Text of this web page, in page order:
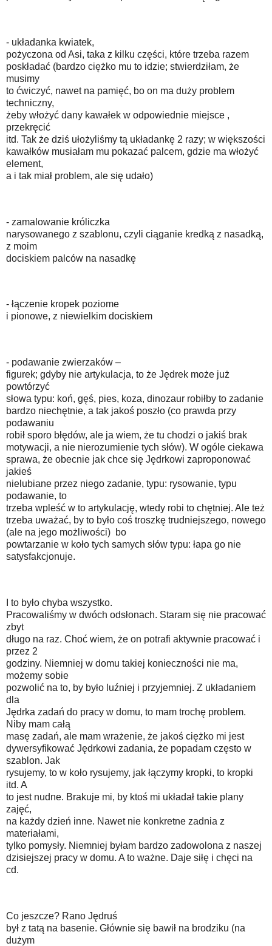
- układanka kwiatek,
pożyczona od Asi, taka z kilku części, które trzeba razem
poskładać (bardzo ciężko mu to idzie; stwierdziłam, że
musimy
to ćwiczyć, nawet na pamięć, bo on ma duży problem
techniczny,
żeby włożyć dany kawałek w odpowiednie miejsce ,
przekręcić
itd. Tak że dziś ułożyliśmy tą układankę 2 razy; w większości
kawałków musiałam mu pokazać palcem, gdzie ma włożyć
element,
a i tak miał problem, ale się udało)
- zamalowanie króliczka
narysowanego z szablonu, czyli ciąganie kredką z nasadką,
z moim
dociskiem palców na nasadkę
- łączenie kropek poziome
i pionowe, z niewielkim dociskiem
- podawanie zwierzaków –
figurek; gdyby nie artykulacja, to że Jędrek może już
powtórzyć
słowa typu: koń, gęś, pies, koza, dinozaur robiłby to zadanie
bardzo niechętnie, a tak jakoś poszło (co prawda przy
podawaniu
robił sporo błędów, ale ja wiem, że tu chodzi o jakiś brak
motywacji, a nie nierozumienie tych słów). W ogóle ciekawa
sprawa, że obecnie jak chce się Jędrkowi zaproponować
jakieś
nielubiane przez niego zadanie, typu: rysowanie, typu
podawanie, to
trzeba wpleść w to artykulację, wtedy robi to chętniej. Ale też
trzeba uważać, by to było coś troszkę trudniejszego, nowego
(ale na jego możliwości) bo
powtarzanie w koło tych samych słów typu: łapa go nie
satysfakcjonuje.
I to było chyba wszystko.
Pracowaliśmy w dwóch odsłonach. Staram się nie pracować
zbyt
długo na raz. Choć wiem, że on potrafi aktywnie pracować i
przez 2
godziny. Niemniej w domu takiej konieczności nie ma,
możemy sobie
pozwolić na to, by było luźniej i przyjemniej. Z układaniem
dla
Jędrka zadań do pracy w domu, to mam trochę problem.
Niby mam całą
masę zadań, ale mam wrażenie, że jakoś ciężko mi jest
dywersyfikować Jędrkowi zadania, że popadam często w
szablon. Jak
rysujemy, to w koło rysujemy, jak łączymy kropki, to kropki
itd. A
to jest nudne. Brakuje mi, by ktoś mi układał takie plany
zajęć,
na każdy dzień inne. Nawet nie konkretne zadnia z
materiałami,
tylko pomysły. Niemniej byłam bardzo zadowolona z naszej
dzisiejszej pracy w domu. A to ważne. Daje siłę i chęci na
cd.
Co jeszcze? Rano Jędruś
był z tatą na basenie. Głównie się bawił na brodziku (na
dużym